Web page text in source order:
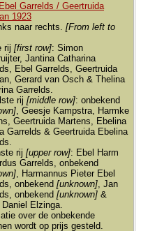
Kind
Harm
Garrelds / Geertruida
1923
naar rechts. [From left to
rij [first row]: Simon
Jantina Catharina
Ebel Garrelds, Geertruida
Gerard van Osch & Thelina
Garrelds.
rij [middle row]: onbekend
, Geesje Kampstra, Harmke
Geertruida Martens, Ebelina
Garrelds & Geertruida Ebelina
rij [upper row]: Ebel Harm
Garrelds, onbekend
, Harmannus Pieter Ebel
onbekend [unknown], Jan
onbekend [unknown] &
Elzinga.
over de onbekende
wordt op prijs gesteld.